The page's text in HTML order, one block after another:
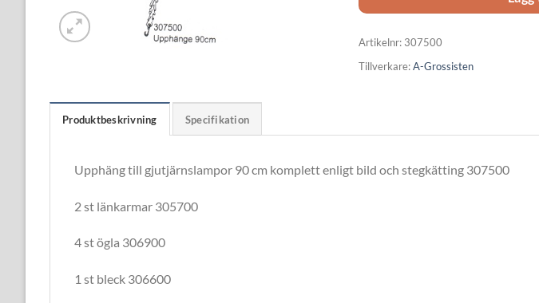
Artikelnr: 307500
Tillverkare:A-Grossisten
Produktbeskrivning Specifikation
Upphäng till gjutjärnslampor 90 cm komplett enligt bild och stegkätting 307500
2 st länkarmar 305700
4 st ögla 306900
1 st bleck 306600